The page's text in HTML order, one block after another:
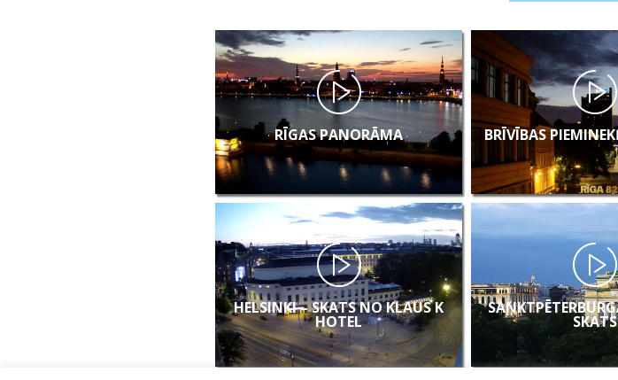
RĪGAS PANORĀMA BRĪVĪBAS
HELSINKI – SKATS NO KLAUS K
HOTEL SKATS